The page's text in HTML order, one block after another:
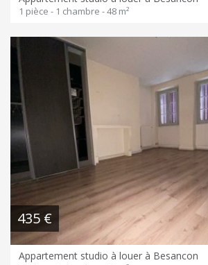
1 pièce - 1 chambre - 48 m²
435 €
Appartement studio à louer à Besancon